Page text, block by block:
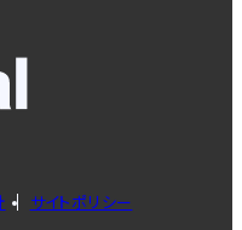
サイトポリシー